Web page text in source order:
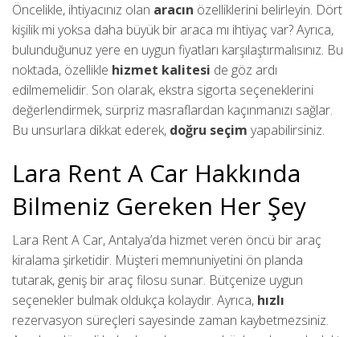
Öncelikle, ihtiyacınız olan aracın özelliklerini belirleyin. Dört
kişilik mi yoksa daha büyük bir araca mı ihtiyaç var? Ayrıca, ️
bulunduğunuz yere en uygun fiyatları karşılaştırmalısınız. Bu
noktada, özellikle hizmet kalitesi de göz ardı
edilmemelidir. Son olarak, ekstra sigorta seçeneklerini
değerlendirmek, sürpriz masraflardan kaçınmanızı sağlar.
Bu unsurlara dikkat ederek, doğru seçim yapabilirsiniz.
Lara Rent A Car Hakkında
Bilmeniz Gereken Her Şey
Lara Rent A Car, Antalya’da hizmet veren öncü bir araç
kiralama şirketidir. Müşteri memnuniyetini ön planda
tutarak, geniş bir araç filosu sunar. Bütçenize uygun
seçenekler bulmak oldukça kolaydır. Ayrıca, hızlı
rezervasyon süreçleri sayesinde zaman kaybetmezsiniz.